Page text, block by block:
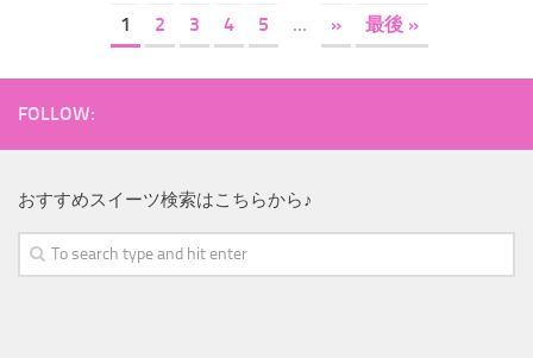
1 2 3 4 5 ... » 最後 »
FOLLOW:
おすすめスイーツ検索はこちらから♪